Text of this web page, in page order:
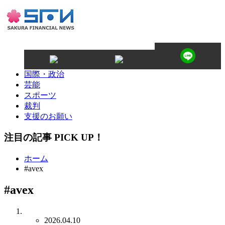
国際・政治
芸能
スポーツ
裁判
支援のお願い
注目の記事 PICK UP！
ホーム
#avex
#avex
2026.04.10